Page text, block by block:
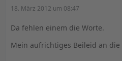
18. März 2012 um 08:47
Da fehlen einem die Worte.
Mein aufrichtiges Beileid an